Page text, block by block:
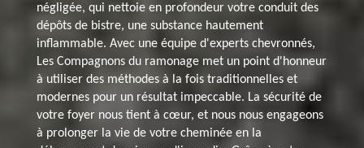
négligée, qui nettoie en profondeur votre conduit des
dépôts de bistre, une substance hautement
inflammable. Avec une équipe d'experts chevronnés,
Les Compagnons du ramonage met un point d'honneur
à utiliser des méthodes à la fois traditionnelles et
modernes pour un résultat impeccable. La sécurité de
votre foyer nous tient à cœur, et nous nous engageons
à prolonger la vie de votre cheminée en la